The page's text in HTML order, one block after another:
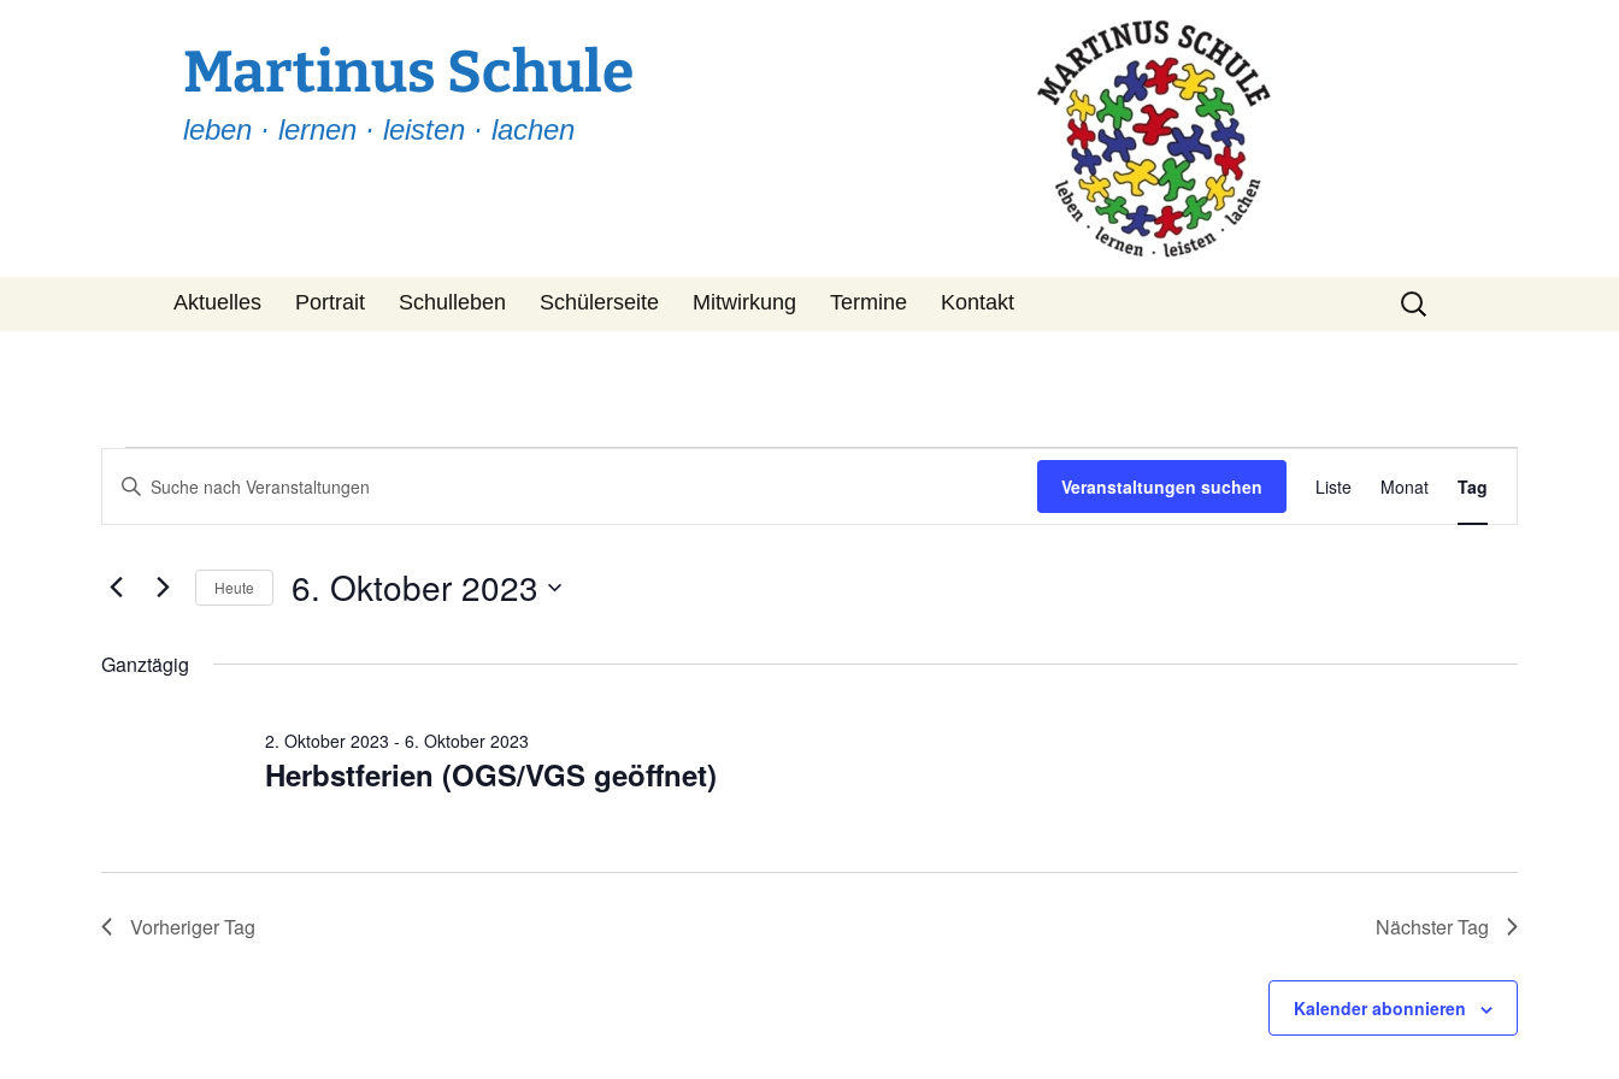
Martinus Schule
leben · lernen · leisten · lachen
Zum
Aktuelles Portrait
Fragen-ABC
Projekte
Ganztagsschule
Schulleben Schülerseite Mitwirkung
Förderverein
Termine Kontakt
Suchen
nach:
Veranstaltungen
für
6.
Oktober
2023
Suche
Ansichten,
Navigation
Bitte
nach
Veranstaltungen suchen
Ansichten-
Navigation
Liste Monat Tag
Heute 6. Oktober 2023
Ganztägig
Herbstferien (OGS/VGS geöffnet)
2. Oktober 2023 - 6. Oktober 2023
Vorheriger Tag Nächster Tag
Kalender abonnieren